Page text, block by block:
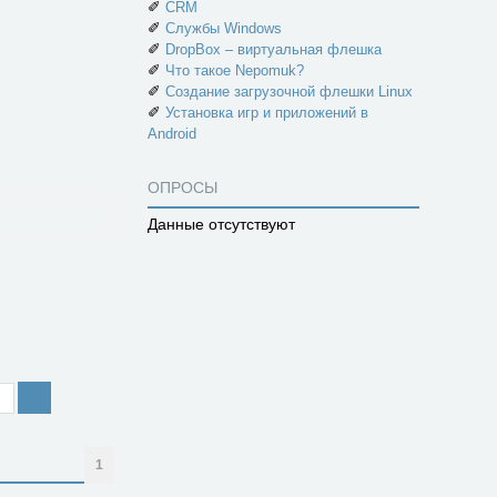
1
✐ CRM
✐ Службы Windows
✐ DropBox – виртуальная флешка
✐ Что такое Nepomuk?
✐ Создание загрузочной флешки Linux
✐ Установка игр и приложений в
Android
ОПРОСЫ
Данные отсутствуют